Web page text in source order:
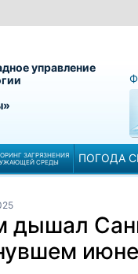
управление
ЗАГРЯЗНЕНИЯ
СРЕДЫ
ПОГОДА
дышал
июне